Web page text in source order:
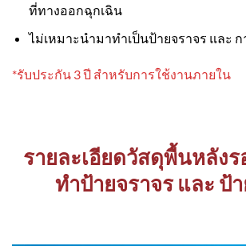
ที่ทางออกฉุกเฉิน
ไม่เหมาะนำมาทำเป็นป้ายจราจร และ
*รับประกัน 3 ปี สำหรับการใช้งานภายใน
รายละเอียดวัสดุพื้นหลังร
ทำป้ายจราจร และ ป้